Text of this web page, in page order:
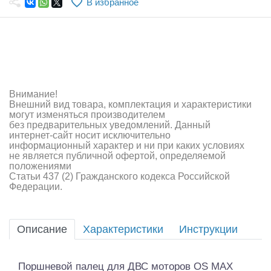
Самолеты
Аппаратура и электроника
Аккумуляторы и батарейки
Зарядные устройства и блоки питания
Двигатели
Инструмент,измерительные приборы,расходники
В избранное
Внимание!
Внешний вид товара, комплектация и характеристики
могут изменяться производителем
без предварительных уведомлений. Данный
интернет-сайт носит исключительно
информационный характер и ни при каких условиях
не является публичной офертой, определяемой
положениями
Статьи 437 (2) Гражданского кодекса Российской
Федерации.
Описание Характеристики Инструкции
Поршневой палец для ДВС моторов OS MAX